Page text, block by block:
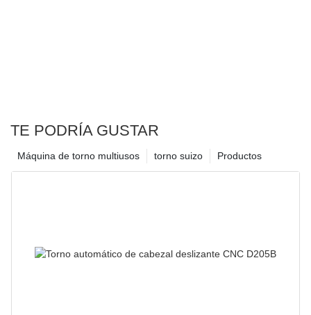
TE PODRÍA GUSTAR
Productos
torno suizo
Máquina de torno multiusos